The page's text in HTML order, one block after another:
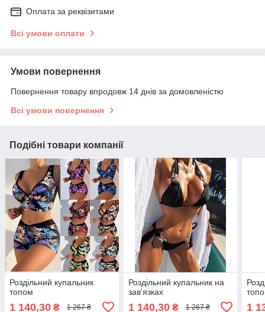
Оплата за реквізитами
Всі умови оплати
Умови повернення
Повернення товару впродовж 14 днів за домовленістю
Всі умови повернення
Подібні товари компанії
Роздільний купальник
топом
1 140,30 ₴ 1 267 ₴
Роздільний купальник на
зав'язках
1 140,30₴ 1 267 ₴ 1